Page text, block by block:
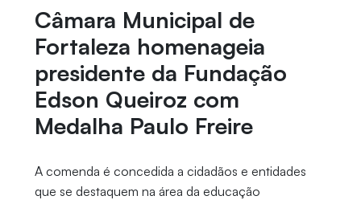
Câmara Municipal de
Fortaleza homenageia
presidente da Fundação
Edson Queiroz com
Medalha Paulo Freire
A comenda é concedida a cidadãos e entidades
que se destaquem na área da educação